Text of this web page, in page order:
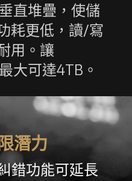
直堆疊，使儲
耗更低，讀/寫
用。讓
大可達4TB。
潛力
錯功能可延長